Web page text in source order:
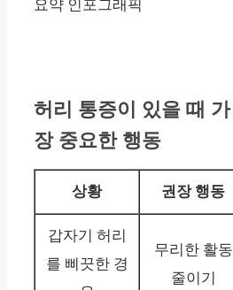
허리 통증이 있을 때 가
장 중요한 행동
상황 권장 행동
갑자기 허리
를 삐끗한 경
무리한 활동
줄이기